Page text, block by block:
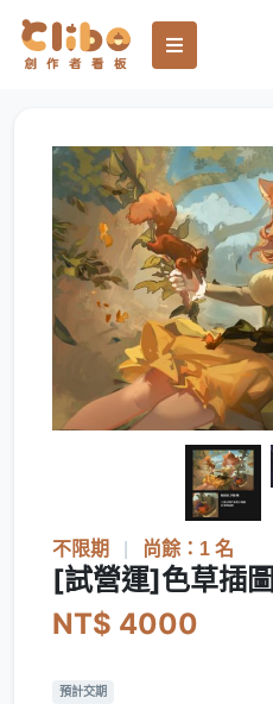
不限期 尚餘：1 名
[試營運]色草插圖
NT$ 4000
預計交期